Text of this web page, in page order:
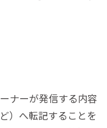
ナーが発信する内容
）へ転記することを